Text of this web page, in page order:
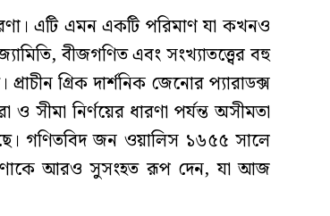
এটি এমন একটি পরিমাণ যা কখনও
বীজগণিত এবং সংখ্যাতত্ত্বের বহু
গ্রিক দার্শনিক জেনোর প্যারাডক্স
নির্ণয়ের ধারণা পর্যন্ত অসীমতা
গণিতবিদ জন ওয়ালিস ১৬৫৫ সালে
আরও সুসংহত রূপ দেন, যা আজ